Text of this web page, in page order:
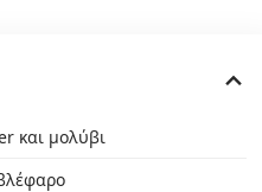
και μολύβι